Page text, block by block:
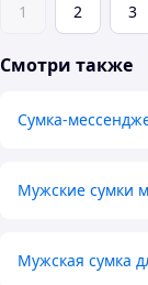
1 2 3
Смотри также
Сумка-
Мужские сумки
Мужская сумка